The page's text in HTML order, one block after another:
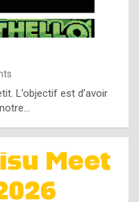
L’objectif est d’avoir